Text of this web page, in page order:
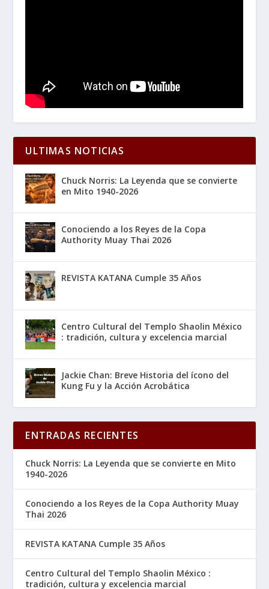
ULTIMAS NOTICIAS
Chuck Norris: La Leyenda que se convierte
en Mito 1940-2026
Conociendo a los Reyes de la Copa
Authority Muay Thai 2026
REVISTA KATANA Cumple 35 Años
Centro Cultural del Templo Shaolin México
: tradición, cultura y excelencia marcial
Jackie Chan: Breve Historia del ícono del
Kung Fu y la Acción Acrobática
ENTRADAS RECIENTES
Chuck Norris: La Leyenda que se convierte en Mito
1940-2026
Conociendo a los Reyes de la Copa Authority Muay
Thai 2026
REVISTA KATANA Cumple 35 Años
Centro Cultural del Templo Shaolin México :
tradición, cultura y excelencia marcial